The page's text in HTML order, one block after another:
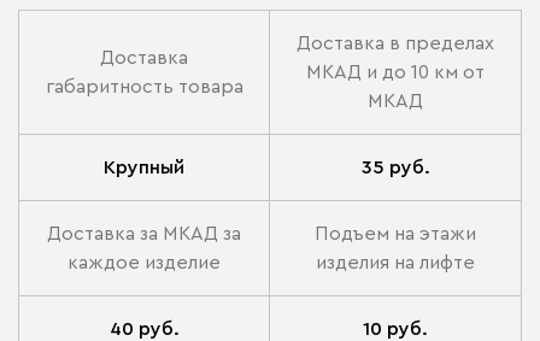
Доставка
габаритность товара
Доставка в пределах
МКАД и до 10 км от
МКАД
Крупный 35 руб.
Доставка за МКАД за
каждое изделие
Подъем на этажи
изделия на лифте
40 руб. 10 руб.